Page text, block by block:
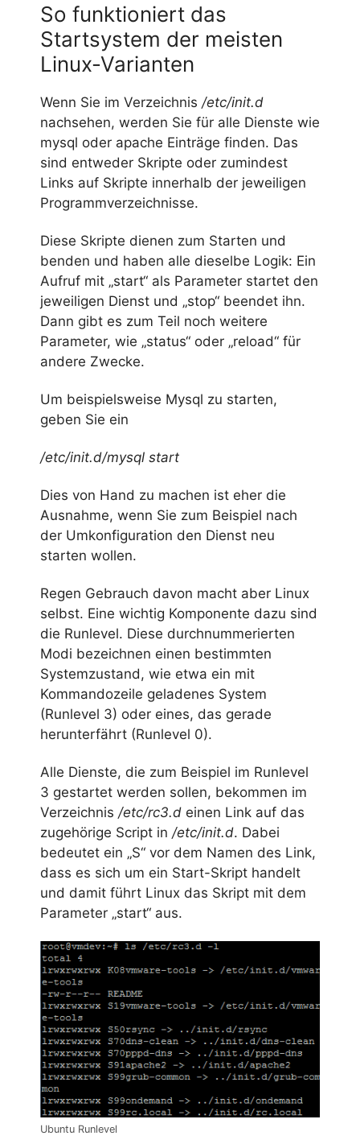
So funktioniert das
Startsystem der meisten
Linux-Varianten
Wenn Sie im Verzeichnis /etc/init.d
nachsehen, werden Sie für alle Dienste wie
mysql oder apache Einträge finden. Das
sind entweder Skripte oder zumindest
Links auf Skripte innerhalb der jeweiligen
Programmverzeichnisse.
Diese Skripte dienen zum Starten und
benden und haben alle dieselbe Logik: Ein
Aufruf mit „start“ als Parameter startet den
jeweiligen Dienst und „stop“ beendet ihn.
Dann gibt es zum Teil noch weitere
Parameter, wie „status“ oder „reload“ für
andere Zwecke.
Um beispielsweise Mysql zu starten,
geben Sie ein
/etc/init.d/mysql start
Dies von Hand zu machen ist eher die
Ausnahme, wenn Sie zum Beispiel nach
der Umkonfiguration den Dienst neu
starten wollen.
Regen Gebrauch davon macht aber Linux
selbst. Eine wichtig Komponente dazu sind
die Runlevel. Diese durchnummerierten
Modi bezeichnen einen bestimmten
Systemzustand, wie etwa ein mit
Kommandozeile geladenes System
(Runlevel 3) oder eines, das gerade
herunterfährt (Runlevel 0).
Alle Dienste, die zum Beispiel im Runlevel
3 gestartet werden sollen, bekommen im
Verzeichnis /etc/rc3.d einen Link auf das
zugehörige Script in /etc/init.d. Dabei
bedeutet ein „S“ vor dem Namen des Link,
dass es sich um ein Start-Skript handelt
und damit führt Linux das Skript mit dem
Parameter „start“ aus.
Ubuntu Runlevel